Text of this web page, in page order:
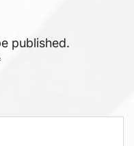
published.